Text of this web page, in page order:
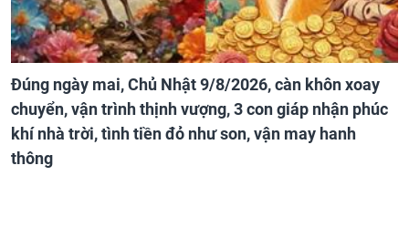
Đúng ngày mai, Chủ Nhật 9/8/2026, càn khôn xoay
chuyển, vận trình thịnh vượng, 3 con giáp nhận phúc
khí nhà trời, tình tiền đỏ như son, vận may hanh
thông